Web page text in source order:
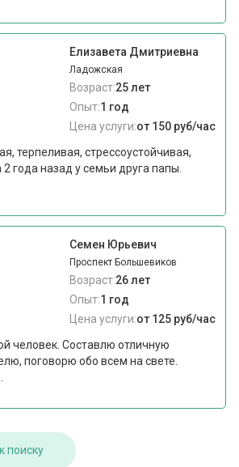
Елизавета Дмитриевна
Ладожская
Возраст:25 лет
Опыт:1 год
Цена услуги:от 150 руб/час
терпеливая, стрессоустойчивая,
года назад у семьи друга папы.
Семен Юрьевич
Проспект Большевиков
Возраст:26 лет
Опыт:1 год
Цена услуги:от 125 руб/час
человек. Составлю отличную
поговорю обо всем на свете.
поиску